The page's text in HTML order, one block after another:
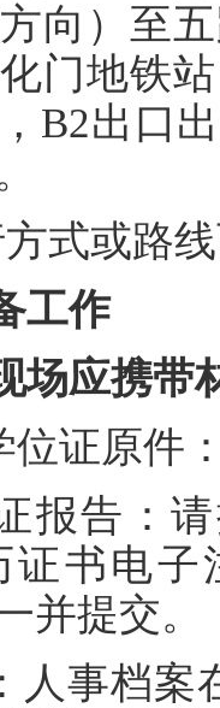
向）至
门地铁
B2出口
式或路
工作
场应携带
位证原件
报告：
证书电
并提交。
人事档案